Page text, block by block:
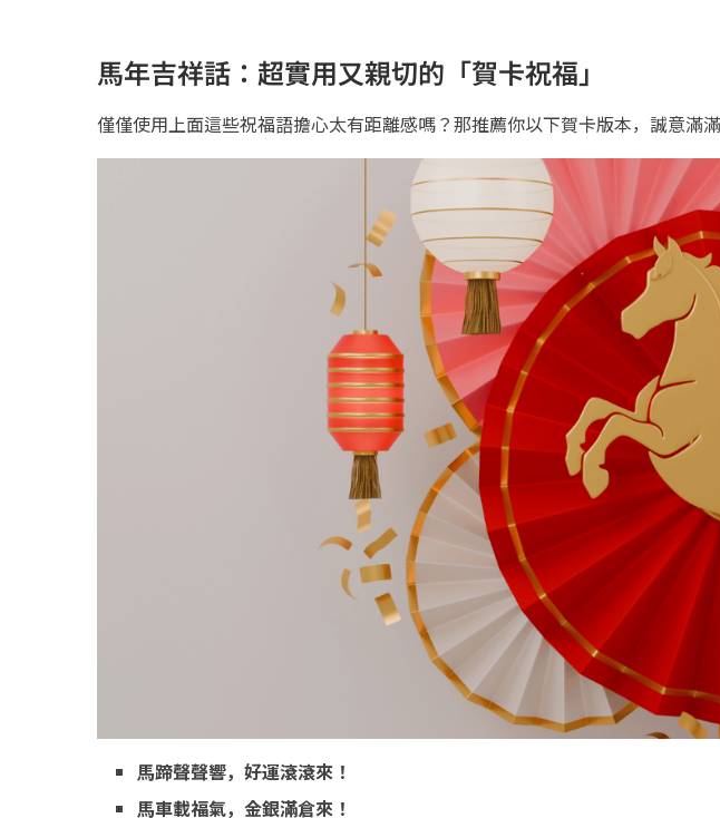
馬年吉祥話：超實用又親切的「賀卡祝福」
僅僅使用上面這些祝福語擔心太有距離感嗎？那推薦你以下賀卡版本，誠意滿
馬蹄聲聲響，好運滾滾來！
馬車載福氣，金銀滿倉來！